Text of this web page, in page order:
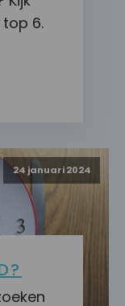
6.
24 januari 2024